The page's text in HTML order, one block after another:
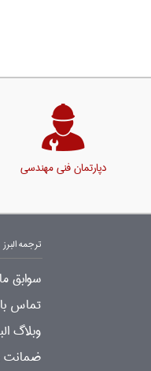
دپارتمان فنی مهندسی
ترجمه البرز
سوابق ما
تماس
وبلاگ
ضمانت